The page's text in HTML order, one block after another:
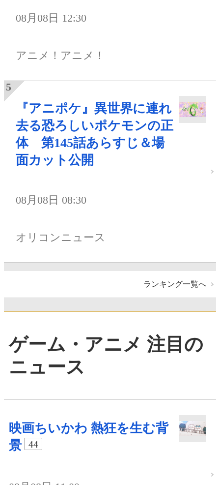
08月08日 12:30
アニメ！アニメ！
『アニポケ』異世界に連れ
去る恐ろしいポケモンの正
体 第145話あらすじ＆場
面カット公開
08月08日 08:30
オリコンニュース
ランキング一覧へ
ゲーム・アニメ 注目の
ニュース
映画ちいかわ 熱狂を生む背
景
44